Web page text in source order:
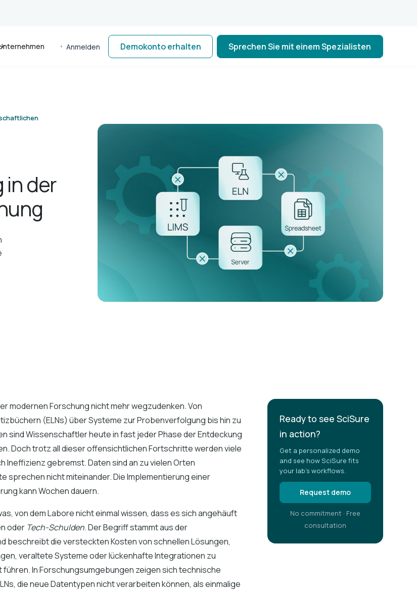
Anmelden Demokonto erhalten Sprechen Sie mit einem Spezialisten
in der
modernen Forschung nicht mehr wegzudenken. Von
(ELNs) über Systeme zur Probenverfolgung bis hin zu
sind Wissenschaftler heute in fast jeder Phase der Entdeckung
Doch trotz all dieser offensichtlichen Fortschritte werden viele
Ineffizienz gebremst. Daten sind an zu vielen Orten
sprechen nicht miteinander. Die Implementierung einer
kann Wochen dauern.
von dem Labore nicht einmal wissen, dass es sich angehäuft
oder Tech-Schulden. Der Begriff stammt aus der
beschreibt die versteckten Kosten von schnellen Lösungen,
veraltete Systeme oder lückenhafte Integrationen zu
In Forschungsumgebungen zeigen sich technische
die neue Datentypen nicht verarbeiten können, als einmalige
Ready to see SciSure
in action?
Get a personalized demo
and see how SciSure fits
your lab's workflows.
Request demo
No commitment · Free
consultation